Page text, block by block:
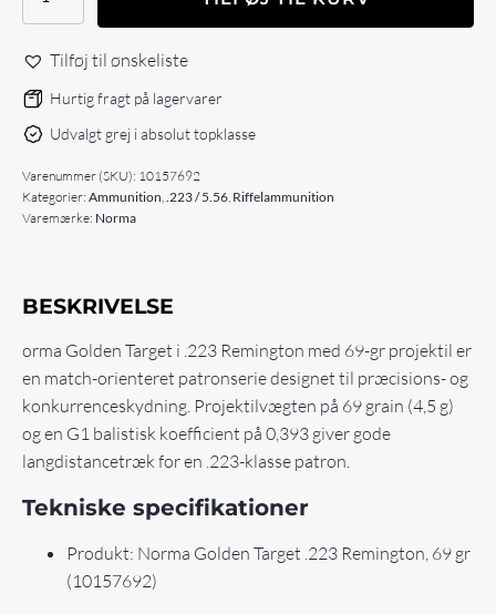
Target
223
Remington
69gr
antal
Tilføj til ønskeliste
Hurtig fragt på lagervarer
Udvalgt grej i absolut topklasse
Varenummer (SKU): 10157692
Kategorier: Ammunition,.223 / 5.56, Riffelammunition
Varemærke: Norma
BESKRIVELSE
orma Golden Target i .223 Remington med 69-gr projektil er
en match-orienteret patronserie designet til præcisions- og
konkurrenceskydning. Projektilvægten på 69 grain (4,5 g)
og en G1 balistisk koefficient på 0,393 giver gode
langdistancetræk for en .223-klasse patron.
Tekniske specifikationer
Produkt: Norma Golden Target .223 Remington, 69 gr
(10157692)